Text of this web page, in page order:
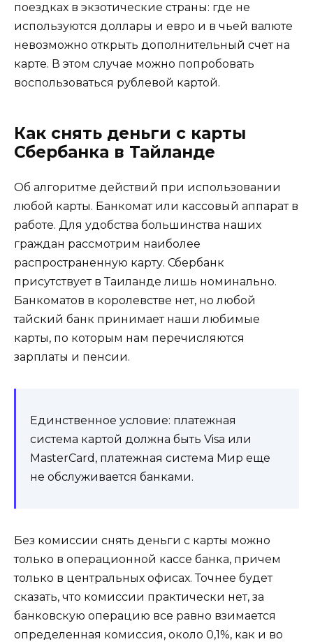
поездках в экзотические страны: где не
используются доллары и евро и в чьей валюте
невозможно открыть дополнительный счет на
карте. В этом случае можно попробовать
воспользоваться рублевой картой.
Как снять деньги с карты
Сбербанка в Тайланде
Об алгоритме действий при использовании
любой карты. Банкомат или кассовый аппарат в
работе. Для удобства большинства наших
граждан рассмотрим наиболее
распространенную карту. Сбербанк
присутствует в Таиланде лишь номинально.
Банкоматов в королевстве нет, но любой
тайский банк принимает наши любимые
карты, по которым нам перечисляются
зарплаты и пенсии.
Единственное условие: платежная
система картой должна быть Visa или
MasterCard, платежная система Мир еще
не обслуживается банками.
Без комиссии снять деньги с карты можно
только в операционной кассе банка, причем
только в центральных офисах. Точнее будет
сказать, что комиссии практически нет, за
банковскую операцию все равно взимается
определенная комиссия, около 0,1%, как и во